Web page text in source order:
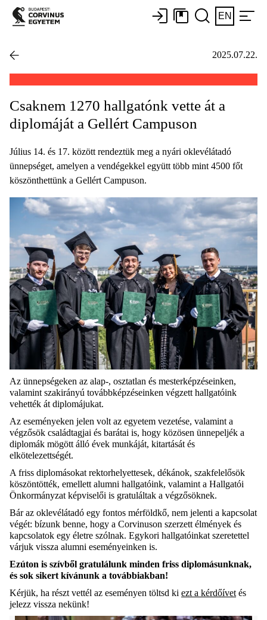
EN
2025.07.22.
Csaknem 1270 hallgatónk vette át a
diplomáját a Gellért Campuson
Július 14. és 17. között rendeztük meg a nyári oklevélátadó
ünnepséget, amelyen a vendégekkel együtt több mint 4500 főt
köszönthettünk a Gellért Campuson.
Az ünnepségeken az alap-, osztatlan és mesterképzéseinken,
valamint szakirányú továbbképzéseinken végzett hallgatóink
vehették át diplomájukat.
Az eseményeken jelen volt az egyetem vezetése, valamint a
végzősök családtagjai és barátai is, hogy közösen ünnepeljék a
diplomák mögött álló évek munkáját, kitartását és
elkötelezettségét.
A friss diplomásokat rektorhelyettesek, dékánok, szakfelelősök
köszöntötték, emellett alumni hallgatóink, valamint a Hallgatói
Önkormányzat képviselői is gratuláltak a végzősöknek.
Bár az oklevélátadó egy fontos mérföldkő, nem jelenti a kapcsolat
végét: bízunk benne, hogy a Corvinuson szerzett élmények és
kapcsolatok egy életre szólnak. Egykori hallgatóinkat szeretettel
várjuk vissza alumni eseményeinken is.
Ezúton is szívből gratulálunk minden friss diplomásunknak,
és sok sikert kívánunk a továbbiakban!
Kérjük, ha részt vettél az eseményen töltsd ki ezt a kérdőívet és
jelezz vissza nekünk!